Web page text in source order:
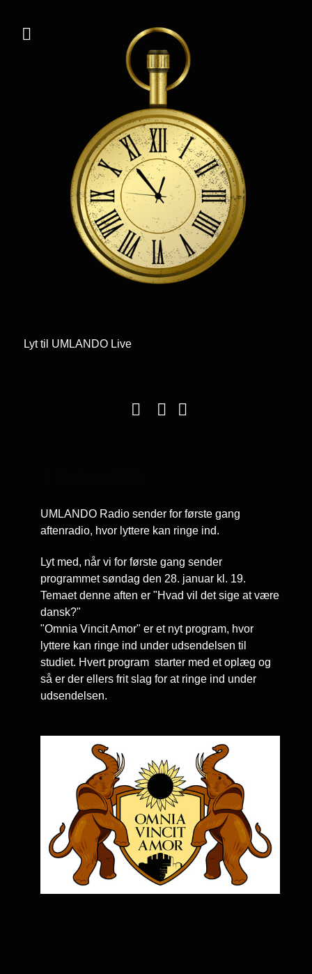
Lyt til UMLANDO Live
UMLANDO Radio sender for første gang
aftenradio, hvor lyttere kan ringe ind.
Lyt med, når vi for første gang sender
programmet søndag den 28. januar kl. 19.
Temaet denne aften er "Hvad vil det sige at være
dansk?"
"Omnia Vincit Amor" er et nyt program, hvor
lyttere kan ringe ind under udsendelsen til
studiet. Hvert program starter med et oplæg og
så er der ellers frit slag for at ringe ind under
udsendelsen.